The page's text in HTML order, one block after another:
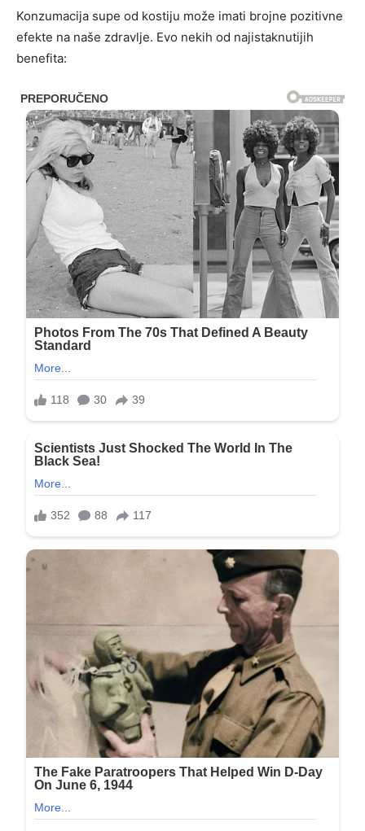
Konzumacija supe od kostiju može imati brojne pozitivne
efekte na naše zdravlje. Evo nekih od najistaknutijih
benefita: